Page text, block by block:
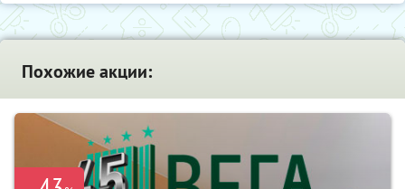
Похожие акции: